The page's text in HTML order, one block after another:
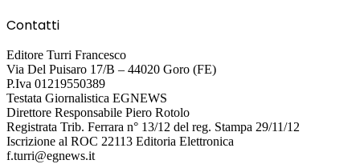
Contatti
Editore Turri Francesco
Via Del Puisaro 17/B – 44020 Goro (FE)
P.Iva 01219550389
Testata Giornalistica EGNEWS
Direttore Responsabile Piero Rotolo
Registrata Trib. Ferrara n° 13/12 del reg. Stampa 29/11/12
Iscrizione al ROC 22113 Editoria Elettronica
f.turri@egnews.it